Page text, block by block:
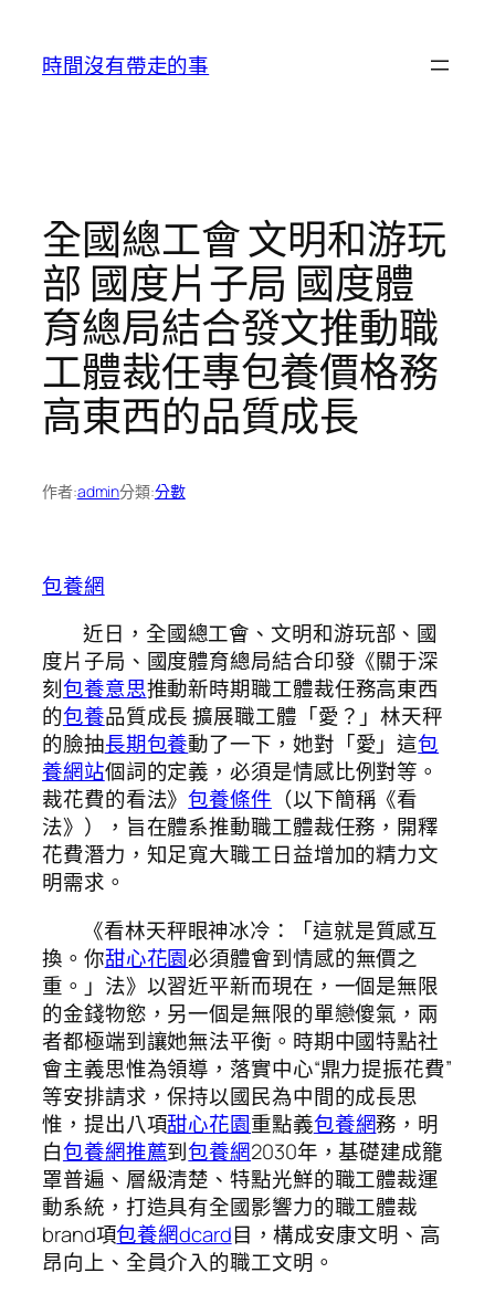
時間沒有帶走的事
全國總工會 文明和游玩
部 國度片子局 國度體
育總局結合發文推動職
工體裁任專包養價格務
高東西的品質成長
作者:admin分類:分數
包養網
近日，全國總工會、文明和游玩部、國
度片子局、國度體育總局結合印發《關于深
刻包養意思推動新時期職工體裁任務高東西
的包養品質成長 擴展職工體「愛？」林天秤
的臉抽長期包養動了一下，她對「愛」這包
養網站個詞的定義，必須是情感比例對等。
裁花費的看法》包養條件 （以下簡稱《看
法》），旨在體系推動職工體裁任務，開釋
花費潛力，知足寬大職工日益增加的精力文
明需求。
《看林天秤眼神冰冷：「這就是質感互
換。你甜心花園必須體會到情感的無價之
重。」法》以習近平新而現在，一個是無限
的金錢物慾，另一個是無限的單戀傻氣，兩
者都極端到讓她無法平衡。時期中國特點社
會主義思惟為領導，落實中心“鼎力提振花費”
等安排請求，保持以國民為中間的成長思
惟，提出八項甜心花園重點義包養網務，明
白包養網推薦到包養網2030年，基礎建成籠
罩普遍、層級清楚、特點光鮮的職工體裁運
動系統，打造具有全國影響力的職工體裁
brand項包養網dcard目，構成安康文明、高
昂向上、全員介入的職工文明。